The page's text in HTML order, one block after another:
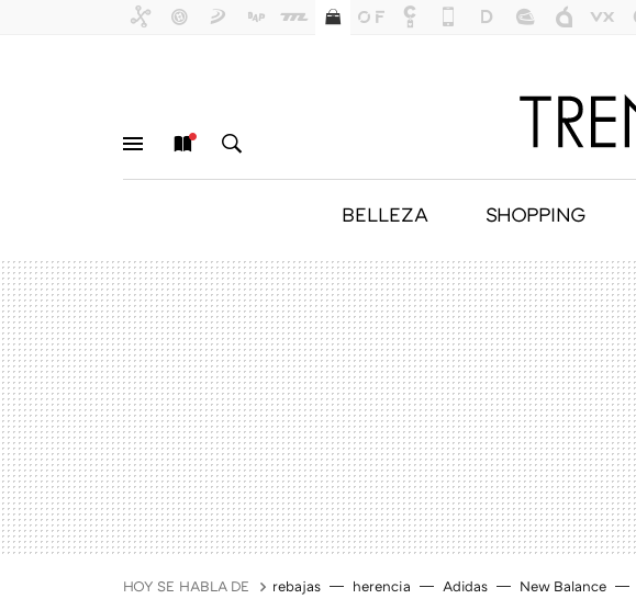
BELLEZA SHOPPING
HOY SE HABLA DE rebajas herencia Adidas New Balance